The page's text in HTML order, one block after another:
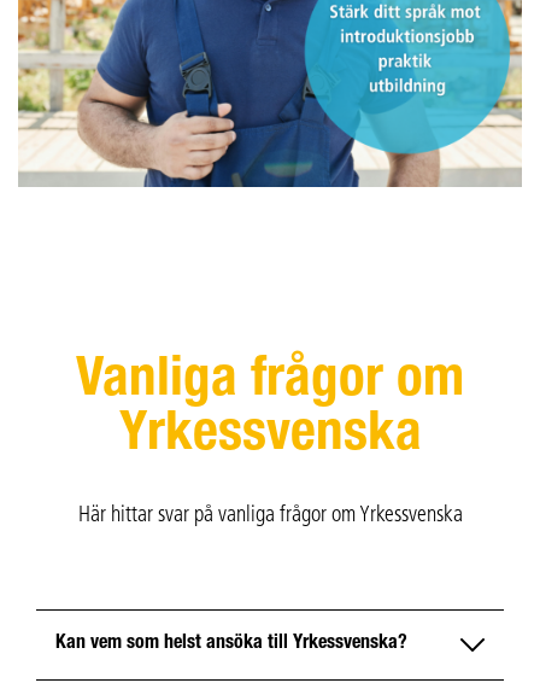
Vanliga frågor om
Yrkessvenska
Här hittar svar på vanliga frågor om Yrkessvenska
Kan vem som helst ansöka till Yrkessvenska?